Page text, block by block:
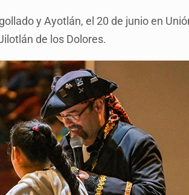
y Ayotlán, el 20 de junio en
de los Dolores.